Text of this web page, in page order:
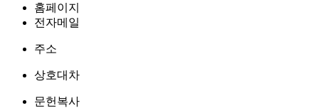
홈페이지
전자메일
주소
상호대차
문헌복사